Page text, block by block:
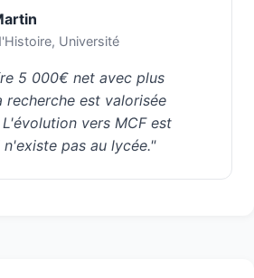
Université
5 000€ net avec plus
recherche est valorisée
vers MCF est
pas au lycée."